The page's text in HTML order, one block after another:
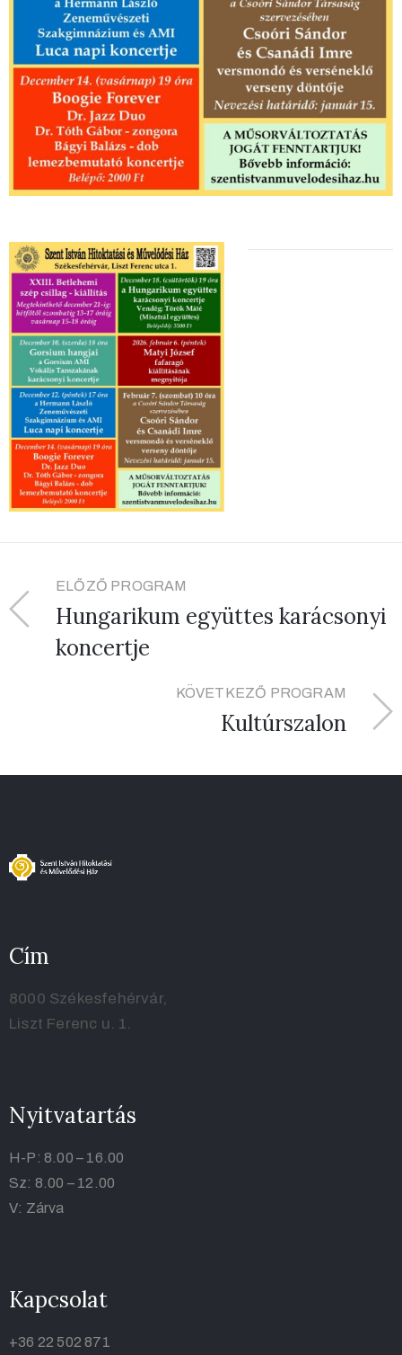
ELŐZŐ PROGRAM
Hungarikum együttes karácsonyi
koncertje
KÖVETKEZŐ PROGRAM
Kultúrszalon
Cím
8000 Székesfehérvár,
Liszt Ferenc u. 1.
Nyitvatartás
H-P: 8.00 – 16.00
Sz: 8.00 – 12.00
V: Zárva
Kapcsolat
+36 22 502 871